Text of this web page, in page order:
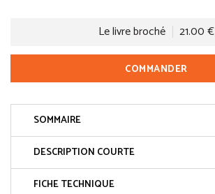
Le livre broché 21.00 €
COMMANDER
SOMMAIRE
DESCRIPTION COURTE
FICHE TECHNIQUE